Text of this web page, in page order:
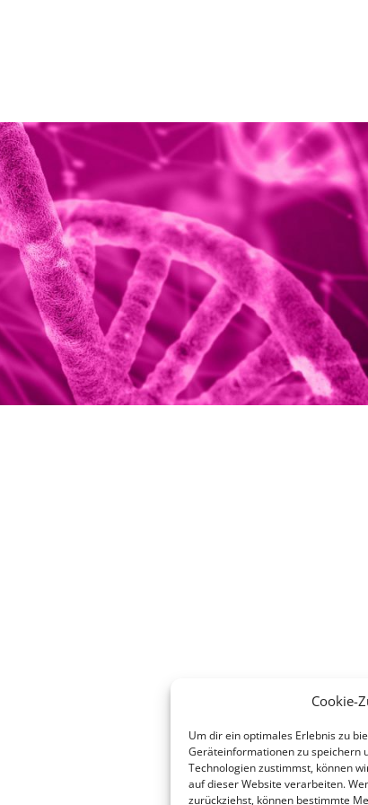
Cookie-
Um dir ein optimales Erlebnis zu
Geräteinformationen zu speichern
Technologien zustimmst, können
auf dieser Website verarbeiten.
zurückziehst, können bestimmte